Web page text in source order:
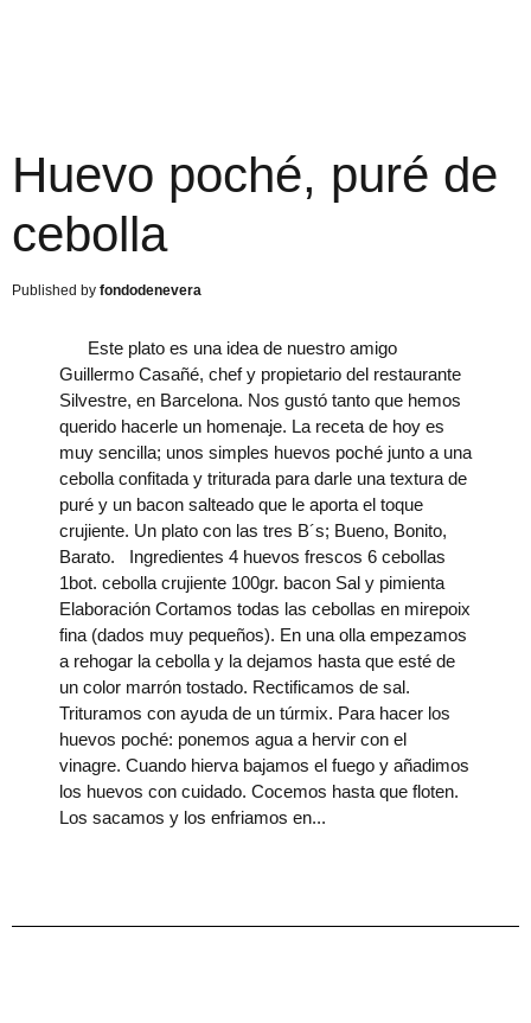
Huevo poché, puré de
cebolla
fondodenevera
Este plato es una idea de nuestro amigo
Guillermo Casañé, chef y propietario del restaurante
Silvestre, en Barcelona. Nos gustó tanto que hemos
querido hacerle un homenaje. La receta de hoy es
muy sencilla; unos simples huevos poché junto a una
cebolla confitada y triturada para darle una textura de
puré y un bacon salteado que le aporta el toque
crujiente. Un plato con las tres B´s; Bueno, Bonito,
Barato. Ingredientes 4 huevos frescos 6 cebollas
1bot. cebolla crujiente 100gr. bacon Sal y pimienta
Elaboración Cortamos todas las cebollas en mirepoix
fina (dados muy pequeños). En una olla empezamos
a rehogar la cebolla y la dejamos hasta que esté de
un color marrón tostado. Rectificamos de sal.
Trituramos con ayuda de un túrmix. Para hacer los
huevos poché: ponemos agua a hervir con el
vinagre. Cuando hierva bajamos el fuego y añadimos
los huevos con cuidado. Cocemos hasta que floten.
Los sacamos y los enfriamos en